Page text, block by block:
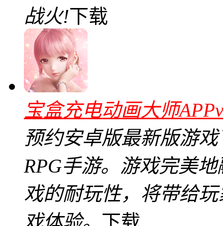
战火!下载
宝盒充电动画大师
预约安卓版最新版游
RPG手游。游戏完美
戏的耐玩性，将带给